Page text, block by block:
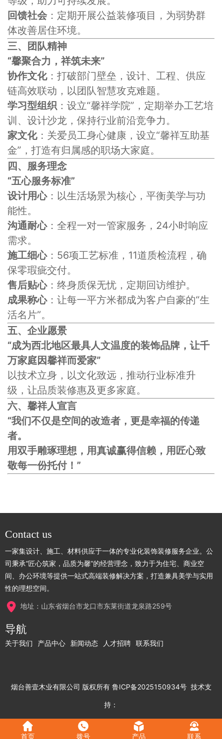
回馈社会 ：定期开展公益装修项目，为弱势群
体改善居住环境。
三、团队精神
“馨聚合力，祥筑未来”
协作文化：打破部门壁垒，设计、工程、供应
链高效联动，以团队智慧攻克难题。
学习型组织 ：设立“馨祥学院”，定期举办工艺培
训、设计沙龙，保持行业前沿竞争力。
家文化：关爱员工身心健康，设立“馨祥互助基
金”，打造有归属感的职场大家庭。
四、服务理念
“五心服务标准”
设计用心：以生活场景为核心，平衡美学与功
能性。
沟通耐心：全程一对一管家服务，24小时响应
需求。
施工细心：56项工艺标准，11道质检流程，确
保零瑕疵交付。
售后贴心：终身质保无忧，定期回访维护。
成果称心：让每一平方米都成为客户自豪的“生
活名片”。
五、企业愿景
“成为西北地区最具人文温度的装饰品牌，让千
万家庭因馨祥而爱家”
以技术立身，以文化致远，推动行业标准升
级，让品质装修惠及更多家庭。
六、馨祥人宣言
“我们不仅是空间的改造者，更是幸福的传递
者。
用双手雕琢理想，用真诚赢得信赖，用匠心致
敬每一份托付！”
Contact us
一家集设计、施工、材料供应于一体的专业化装饰装修服务企业。公
司秉承“匠心筑家，品质为馨”的经营理念，致力于为住宅、商业空
间、办公环境等提供一站式高端装修解决方案，打造兼具美学与实用
性的理想空间。
地址：山东省烟台市龙口市东莱街道龙泉路259号
导航
关于我们 产品中心 新闻动态 人才招聘 联系我们
烟台善壹木业有限公司 版权所有 鲁ICP备2025150934号 技术支
持：
首页 拨号 产品 联系